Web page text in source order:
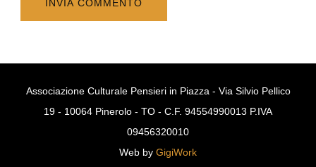
Associazione Culturale Pensieri in Piazza - Via Silvio Pellico
19 - 10064 Pinerolo - TO - C.F. 94554990013 P.IVA
09456320010
Web by GigiWork